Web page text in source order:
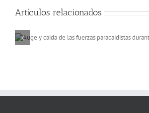
Artículos relacionados